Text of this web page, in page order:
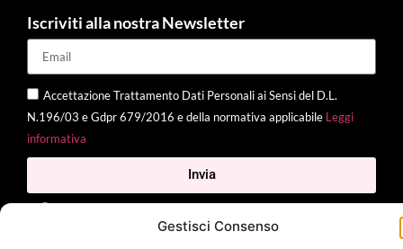
Gestisci Consenso
Iscriviti alla nostra Newsletter
Accettazione Trattamento Dati Personali ai Sensi del D.L.
N.196/03 e Gdpr 679/2016 e della normativa applicabile Leggi
informativa
Invia